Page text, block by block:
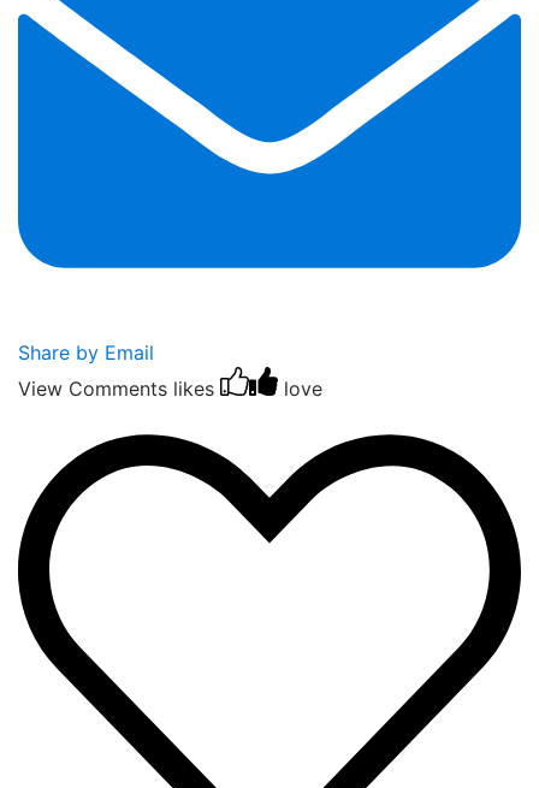
Share by Email
View Comments likes love